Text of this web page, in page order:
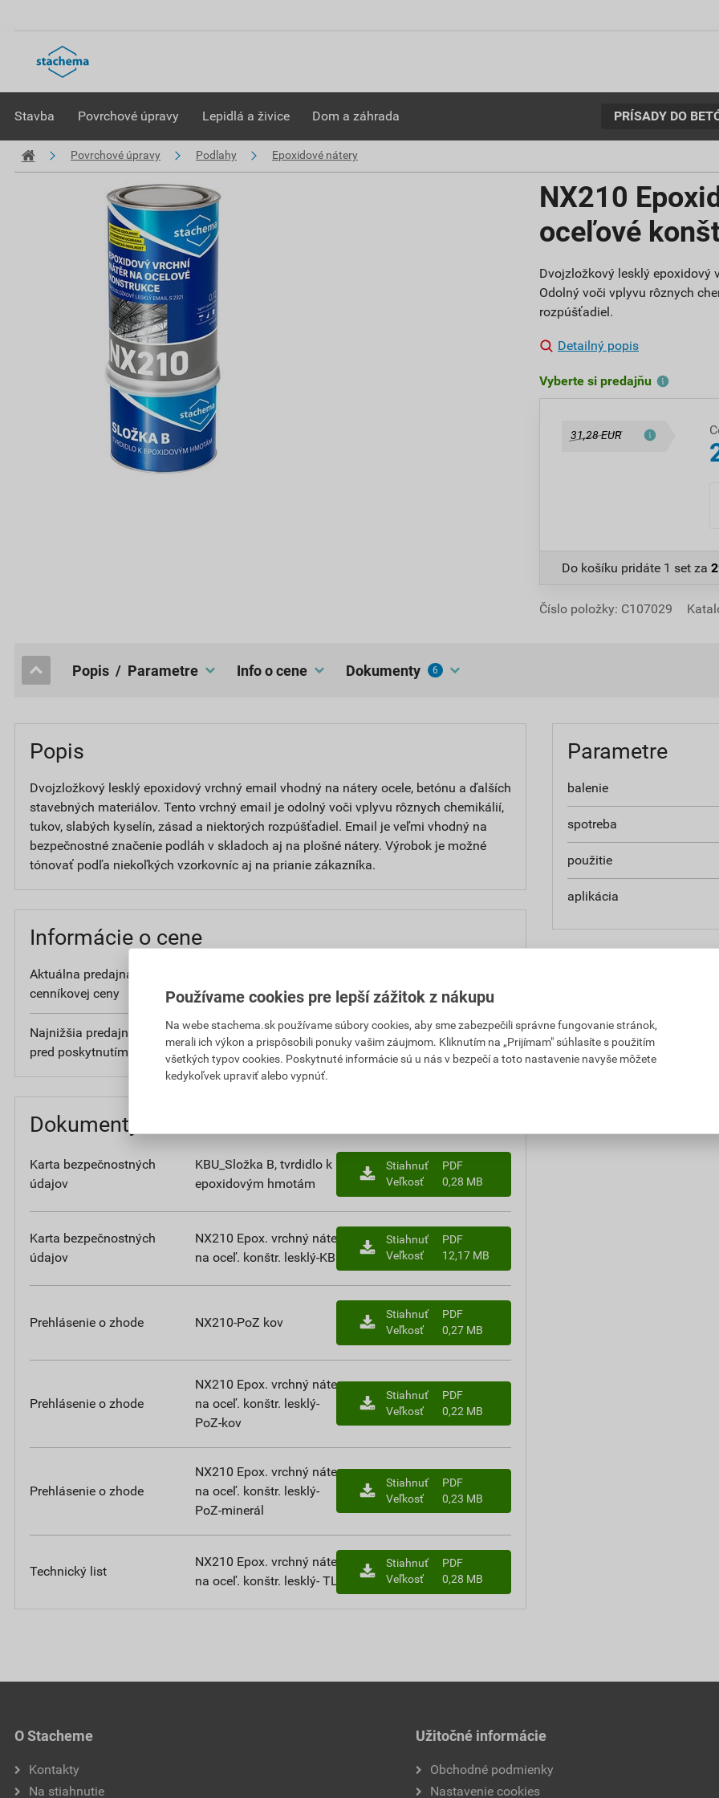
Stavba Povrchové úpravy Lepidlá a živice Dom a záhrada PRÍSADY DO
Povrchové úpravy Podlahy Epoxidové nátery
NX210
oceľové
Dvojzložkový lesklý epoxidový
Odolný voči vplyvu rôznych
rozpúšťadiel.
Detailný popis
Vyberte si predajňu
31,28 EUR
Do košíku pridáte 1 set za
Číslo položky: C107029
popis / Parametre Info o cene dokumenty 6
Popis
Dvojzložkový lesklý epoxidový vrchný email vhodný na nátery ocele, betónu a ďalších
stavebných materiálov. Tento vrchný email je odolný voči vplyvu rôznych chemikálií,
tukov, slabých kyselín, zásad a niektorých rozpúšťadiel. Email je veľmi vhodný na
bezpečnostné značenie podláh v skladoch aj na plošné nátery. Výrobok je možné
tónovať podľa niekoľkých vzorkovníc aj na prianie zákazníka.
Informácie o cene
Aktuálna predajná cena po zľave 5% z
cenníkovej ceny
bez DPH za set s DPH za set
Najnižšia predajná cena v období 30 dní
pred poskytnutím zľavy
24,16 EUR
bez DPH za set
29,72 EUR
s DPH za set
Dokumenty
Karta bezpečnostných
údajov
KBU_Složka B, tvrdidlo k
epoxidovým hmotám
Stiahnuť
PDF
Veľkosť
0,28 MB
Karta bezpečnostných
údajov
NX210 Epox. vrchný náter
na oceľ. konštr. lesklý-KBÚ
Stiahnuť
PDF
Veľkosť
12,17 MB
Prehlásenie o zhode NX210-PoZ kov
Stiahnuť
PDF
Veľkosť
0,27 MB
Prehlásenie o zhode
NX210 Epox. vrchný náter
na oceľ. konštr. lesklý-
PoZ-kov
Stiahnuť
PDF
Veľkosť
0,22 MB
Prehlásenie o zhode
NX210 Epox. vrchný náter
na oceľ. konštr. lesklý-
PoZ-minerál
Stiahnuť
PDF
Veľkosť
0,23 MB
Technický list
NX210 Epox. vrchný náter
na oceľ. konštr. lesklý- TL
Stiahnuť
PDF
Veľkosť
0,28 MB
Parametre
balenie
spotreba
použitie
aplikácia
O Stacheme
Kontakty
Na stiahnutie
Užitočné informácie
Obchodné podmienky
Nastavenie cookies
Používame cookies pre lepší zážitok z nákupu
Na webe stachema.sk používame súbory cookies, aby sme zabezpečili správne fungovanie stránok,
merali ich výkon a prispôsobili ponuky vašim záujmom. Kliknutím na „Prijímam" súhlasíte s použitím
všetkých typov cookies. Poskytnuté informácie sú u nás v bezpečí a toto nastavenie navyše môžete
kedykoľvek upraviť alebo vypnúť.